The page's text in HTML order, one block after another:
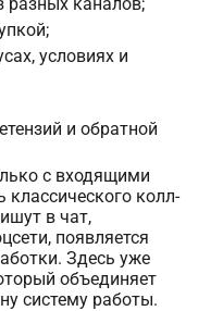
условиях и
и обратной
с входящими
колл-
в чат,
появляется
Здесь уже
объединяет
систему работы.